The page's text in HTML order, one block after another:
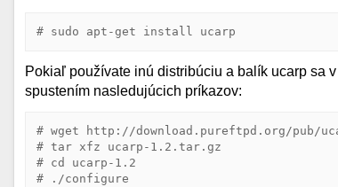
# sudo apt-get install ucarp
Pokiaľ používate inú distribúciu a balík ucarp sa
spustením nasledujúcich príkazov:
# wget http://download.pureftpd.org/pub/
# tar xfz ucarp-1.2.tar.gz
# cd ucarp-1.2
# ./configure